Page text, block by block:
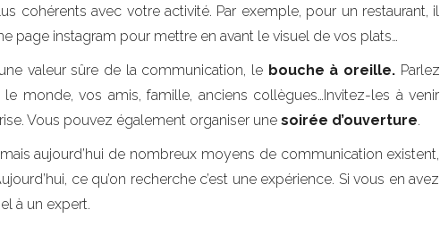
cohérents avec votre activité. Par exemple, pour un restaurant, il
page instagram pour mettre en avant le visuel de vos plats…
valeur sûre de la communication, le bouche à oreille. Parlez
monde, vos amis, famille, anciens collègues…Invitez-les à venir
Vous pouvez également organiser une soirée d’ouverture.
aujourd’hui de nombreux moyens de communication existent,
ce qu’on recherche c’est une expérience. Si vous en avez
à un expert.